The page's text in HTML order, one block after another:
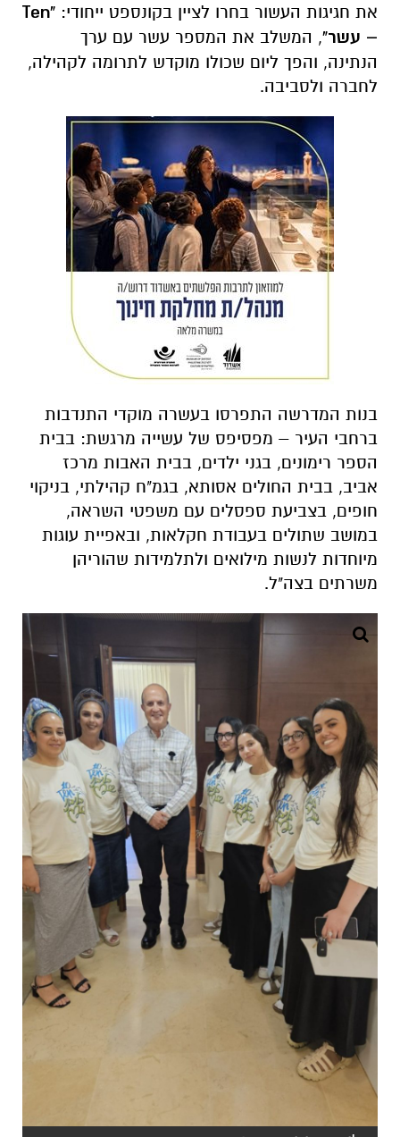
את חגיגות העשור בחרו לציין בקונספט ייחודי:
"Ten
– עשר", המשלב את המספר עשר עם ערך
הנתינה, והפך ליום שכולו מוקדש לתרומה לקהילה,
לחברה ולסביבה.
בנות המדרשה התפרסו בעשרה מוקדי התנדבות
ברחבי העיר – מפסיפס של עשייה מרגשת: בבית
הספר רימונים, בגני ילדים, בבית האבות מרכז
אביב, בבית החולים אסותא, בגמ"ח קהילתי, בניקוי
חופים, בצביעת ספסלים עם משפטי השראה,
במושב שתולים בעבודת חקלאות, ובאפיית עוגות
מיוחדות לנשות מילואים ולתלמידות שהוריהן
משרתים בצה"ל.